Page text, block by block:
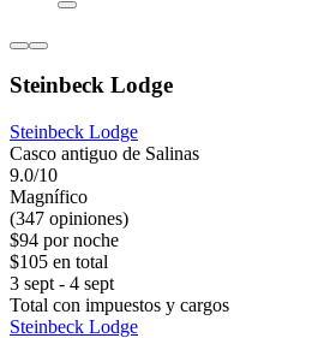
Steinbeck Lodge
Steinbeck Lodge
Casco antiguo de Salinas
9.0/10
Magnífico
(347 opiniones)
$94 por noche
$105 en total
3 sept - 4 sept
Total con impuestos y cargos
Steinbeck Lodge